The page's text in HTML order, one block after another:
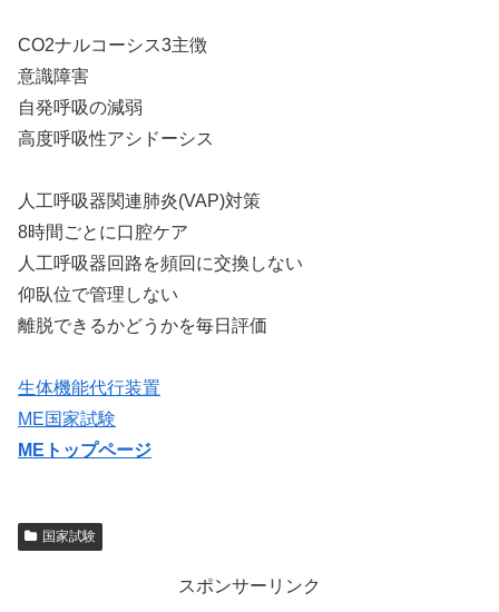
CO2ナルコーシス3主徴
意識障害
自発呼吸の減弱
高度呼吸性アシドーシス
人工呼吸器関連肺炎(VAP)対策
8時間ごとに口腔ケア
人工呼吸器回路を頻回に交換しない
仰臥位で管理しない
離脱できるかどうかを毎日評価
生体機能代行装置
ME国家試験
MEトップページ
国家試験
スポンサーリンク